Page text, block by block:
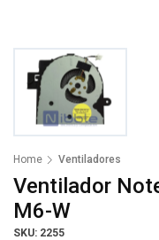
Home Ventiladores
Ventilador
M6-W
SKU: 2255